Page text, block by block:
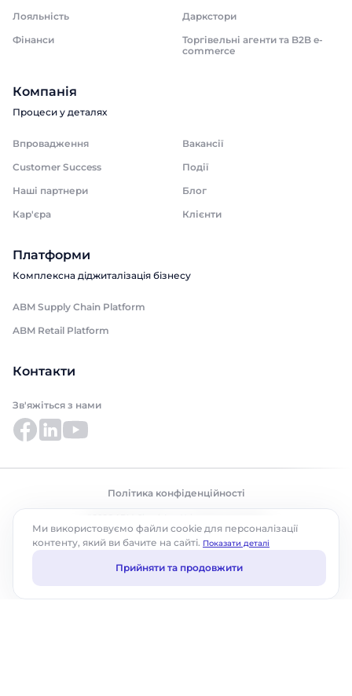
Лояльність
Даркстори
Фінанси
Торгівельні агенти та B2B e-
commerce
Компанія
Процеси у деталях
Впровадження
Вакансії
Customer Success
Події
Наші партнери
Блог
Кар'єра
Клієнти
Платформи
Комплексна діджиталізація бізнесу
ABM Supply Chain Platform
ABM Retail Platform
Контакти
Зв'яжіться з нами
Політика конфіденційності
Ми використовуємо файли cookie для персоналізації
контенту, який ви бачите на сайті. Показати деталі
Прийняти та продовжити